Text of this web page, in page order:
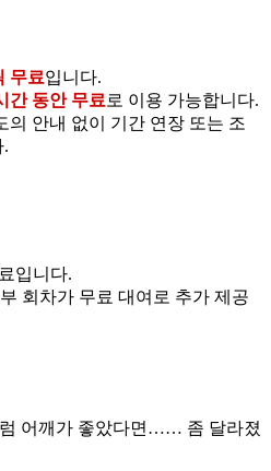
무료입니다.
간 동안 무료 로 이용 가능합니다.
의 안내 없이 기간 연장 또는 조
.
입니다.
회차가 무료 대여로 추가 제공
어깨가 좋았다면…… 좀 달라졌